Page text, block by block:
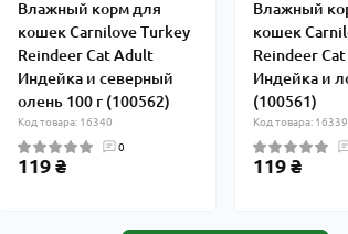
Влажный корм для
кошек Carnilove Turkey
Reindeer Cat Adult
Индейка и северный
олень 100 г (100562)
Код товара: 16340
0
119 ₴
Влажный
кошек
Reindeer
Индейка и
(100561)
Код товара: 16339
119 ₴